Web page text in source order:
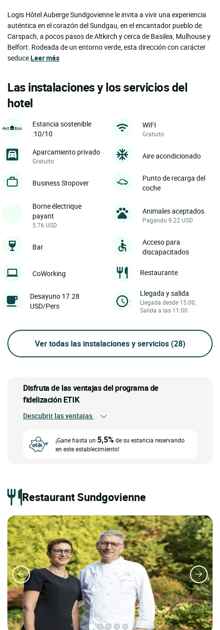
Logis Hôtel Auberge Sundgovienne le invita a vivir una experiencia
auténtica en el corazón del Sundgau, en el encantador pueblo de
Carspach, a pocos pasos de Altkirch y cerca de Basilea, Mulhouse y
Belfort. Rodeada de un entorno verde, esta dirección con carácter
seduceLeer más
Las instalaciones y los servicios del
hotel
Estancia sostenible
:10/10
WIFI
Gratuito
Aparcamiento privado
Gratuito
Aire acondicionado
Business Stopover
Punto de recarga del
coche
Borne électrique
payant
5.76 USD
Animales aceptados
Pagando 9.22 USD
Bar
Acceso para
discapacitados
CoWorking Restaurante
Desayuno 17.28
USD/Pers
Llegada y salida
Llegada desde 15:00,
Salida a las 11:00
Ver todas las instalaciones y servicios (28)
Disfruta de las ventajas del programa de
fidelización ETIK
Descubrir las ventajas
¡Gane hasta un 5,5%de su estancia reservando
en este establecimiento!
Restaurant Sundgovienne